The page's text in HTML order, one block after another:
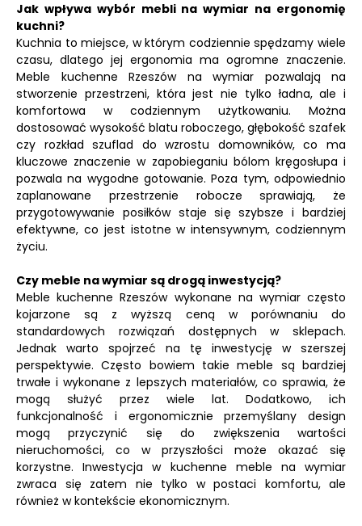
Jak wpływa wybór mebli na wymiar na ergonomię
kuchni?
Kuchnia to miejsce, w którym codziennie spędzamy wiele
czasu, dlatego jej ergonomia ma ogromne znaczenie.
Meble kuchenne Rzeszów na wymiar pozwalają na
stworzenie przestrzeni, która jest nie tylko ładna, ale i
komfortowa w codziennym użytkowaniu. Można
dostosować wysokość blatu roboczego, głębokość szafek
czy rozkład szuflad do wzrostu domowników, co ma
kluczowe znaczenie w zapobieganiu bólom kręgosłupa i
pozwala na wygodne gotowanie. Poza tym, odpowiednio
zaplanowane przestrzenie robocze sprawiają, że
przygotowywanie posiłków staje się szybsze i bardziej
efektywne, co jest istotne w intensywnym, codziennym
życiu.
Czy meble na wymiar są drogą inwestycją?
Meble kuchenne Rzeszów wykonane na wymiar często
kojarzone są z wyższą ceną w porównaniu do
standardowych rozwiązań dostępnych w sklepach.
Jednak warto spojrzeć na tę inwestycję w szerszej
perspektywie. Często bowiem takie meble są bardziej
trwałe i wykonane z lepszych materiałów, co sprawia, że
mogą służyć przez wiele lat. Dodatkowo, ich
funkcjonalność i ergonomicznie przemyślany design
mogą przyczynić się do zwiększenia wartości
nieruchomości, co w przyszłości może okazać się
korzystne. Inwestycja w kuchenne meble na wymiar
zwraca się zatem nie tylko w postaci komfortu, ale
również w kontekście ekonomicznym.